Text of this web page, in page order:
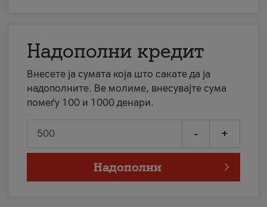
Надополни кредит
Внесете ја сумата која што сакате да ја
надополните. Ве молиме, внесувајте сума
помеѓу 100 и 1000 денари.
- +
Надополни